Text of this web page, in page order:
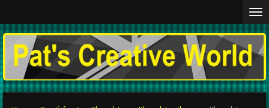
direct
naar
de
hoofdinhoud